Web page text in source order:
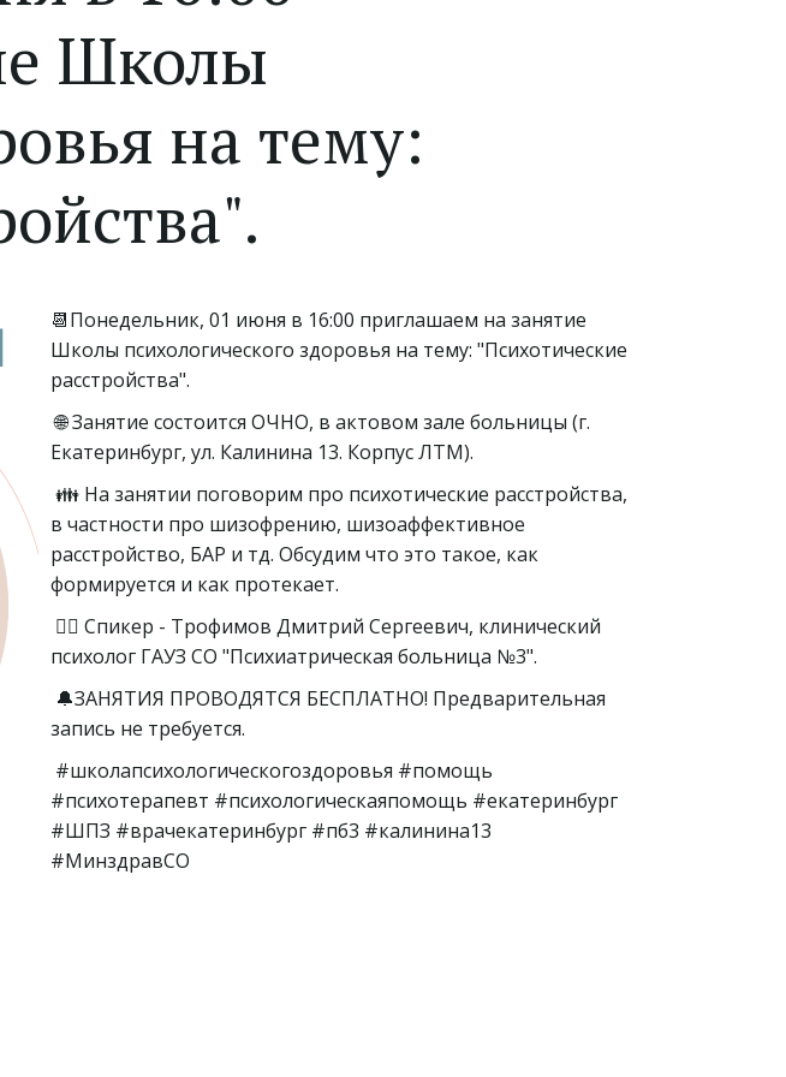
Школы
на тему:
📆Понедельник, 01 июня в 16:00 приглашаем на занятие
Школы психологического здоровья на тему: "Психотические
расстройства".
🌐 Занятие состоится ОЧНО, в актовом зале больницы (г.
Екатеринбург, ул. Калинина 13. Корпус ЛТМ).
👪 На занятии поговорим про психотические расстройства,
в частности про шизофрению, шизоаффективное
расстройство, БАР и тд. Обсудим что это такое, как
формируется и как протекает.
👨‍⚕ Спикер - Трофимов Дмитрий Сергеевич, клинический
психолог ГАУЗ СО "Психиатрическая больница №3".
🔔ЗАНЯТИЯ ПРОВОДЯТСЯ БЕСПЛАТНО! Предварительная
запись не требуется.
#школапсихологическогоздоровья #помощь
#психотерапевт #психологическаяпомощь #екатеринбург
#ШПЗ #врачекатеринбург #пб3 #калинина13
#МинздравСО